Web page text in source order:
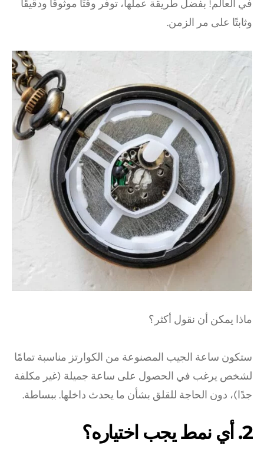
في العالم! بفضل طريقة عملها، توفر وقتًا موثوقًا ودقيقًا
وثابتًا على مر الزمن.
ماذا يمكن أن نقول أكثر؟
ستكون ساعة الجيب المصنوعة من الكوارتز مناسبة تمامًا
لشخص يرغب في الحصول على ساعة جميلة (غير مكلفة
جدًا)، دون الحاجة للقلق بشأن ما يحدث داخلها. ببساطة.
2. أي نمط يجب اختياره؟